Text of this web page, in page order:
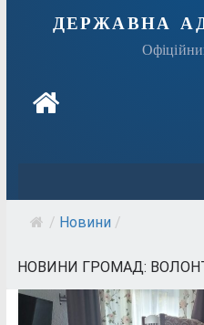
державна
/ Новини /
НОВИНИ ГРОМАД: